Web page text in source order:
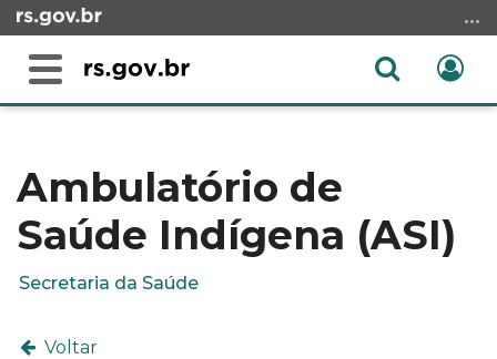
para
conteúdo
menu
para
Alterna
Abrir
conteúdo
Ambulatório de
Saúde Indígena (ASI)
Secretaria da Saúde
Voltar